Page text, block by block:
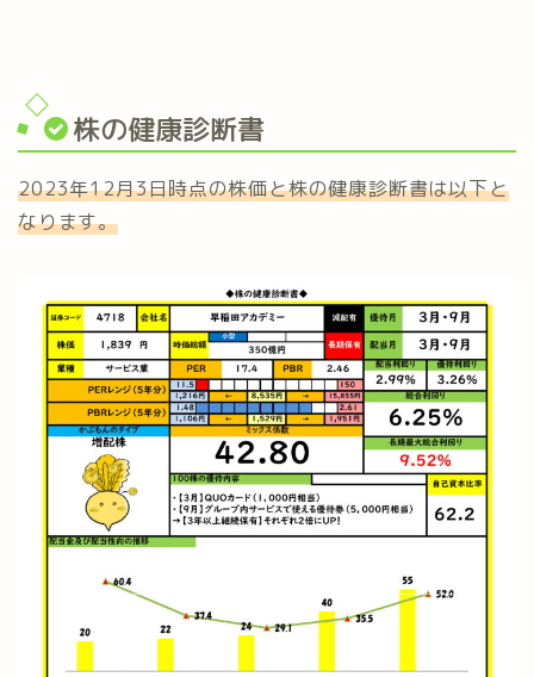
株の健康診断書
2023年12月3日時点の株価と株の健康診断書は以下と
なります。